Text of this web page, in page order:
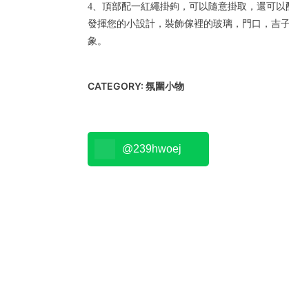
4、頂部配一紅繩掛鉤，可以隨意掛取，還可以
發揮您的小設計，裝飾傢裡的玻璃，門口，吉
象。
CATEGORY:氛圍小物
@239hwoej